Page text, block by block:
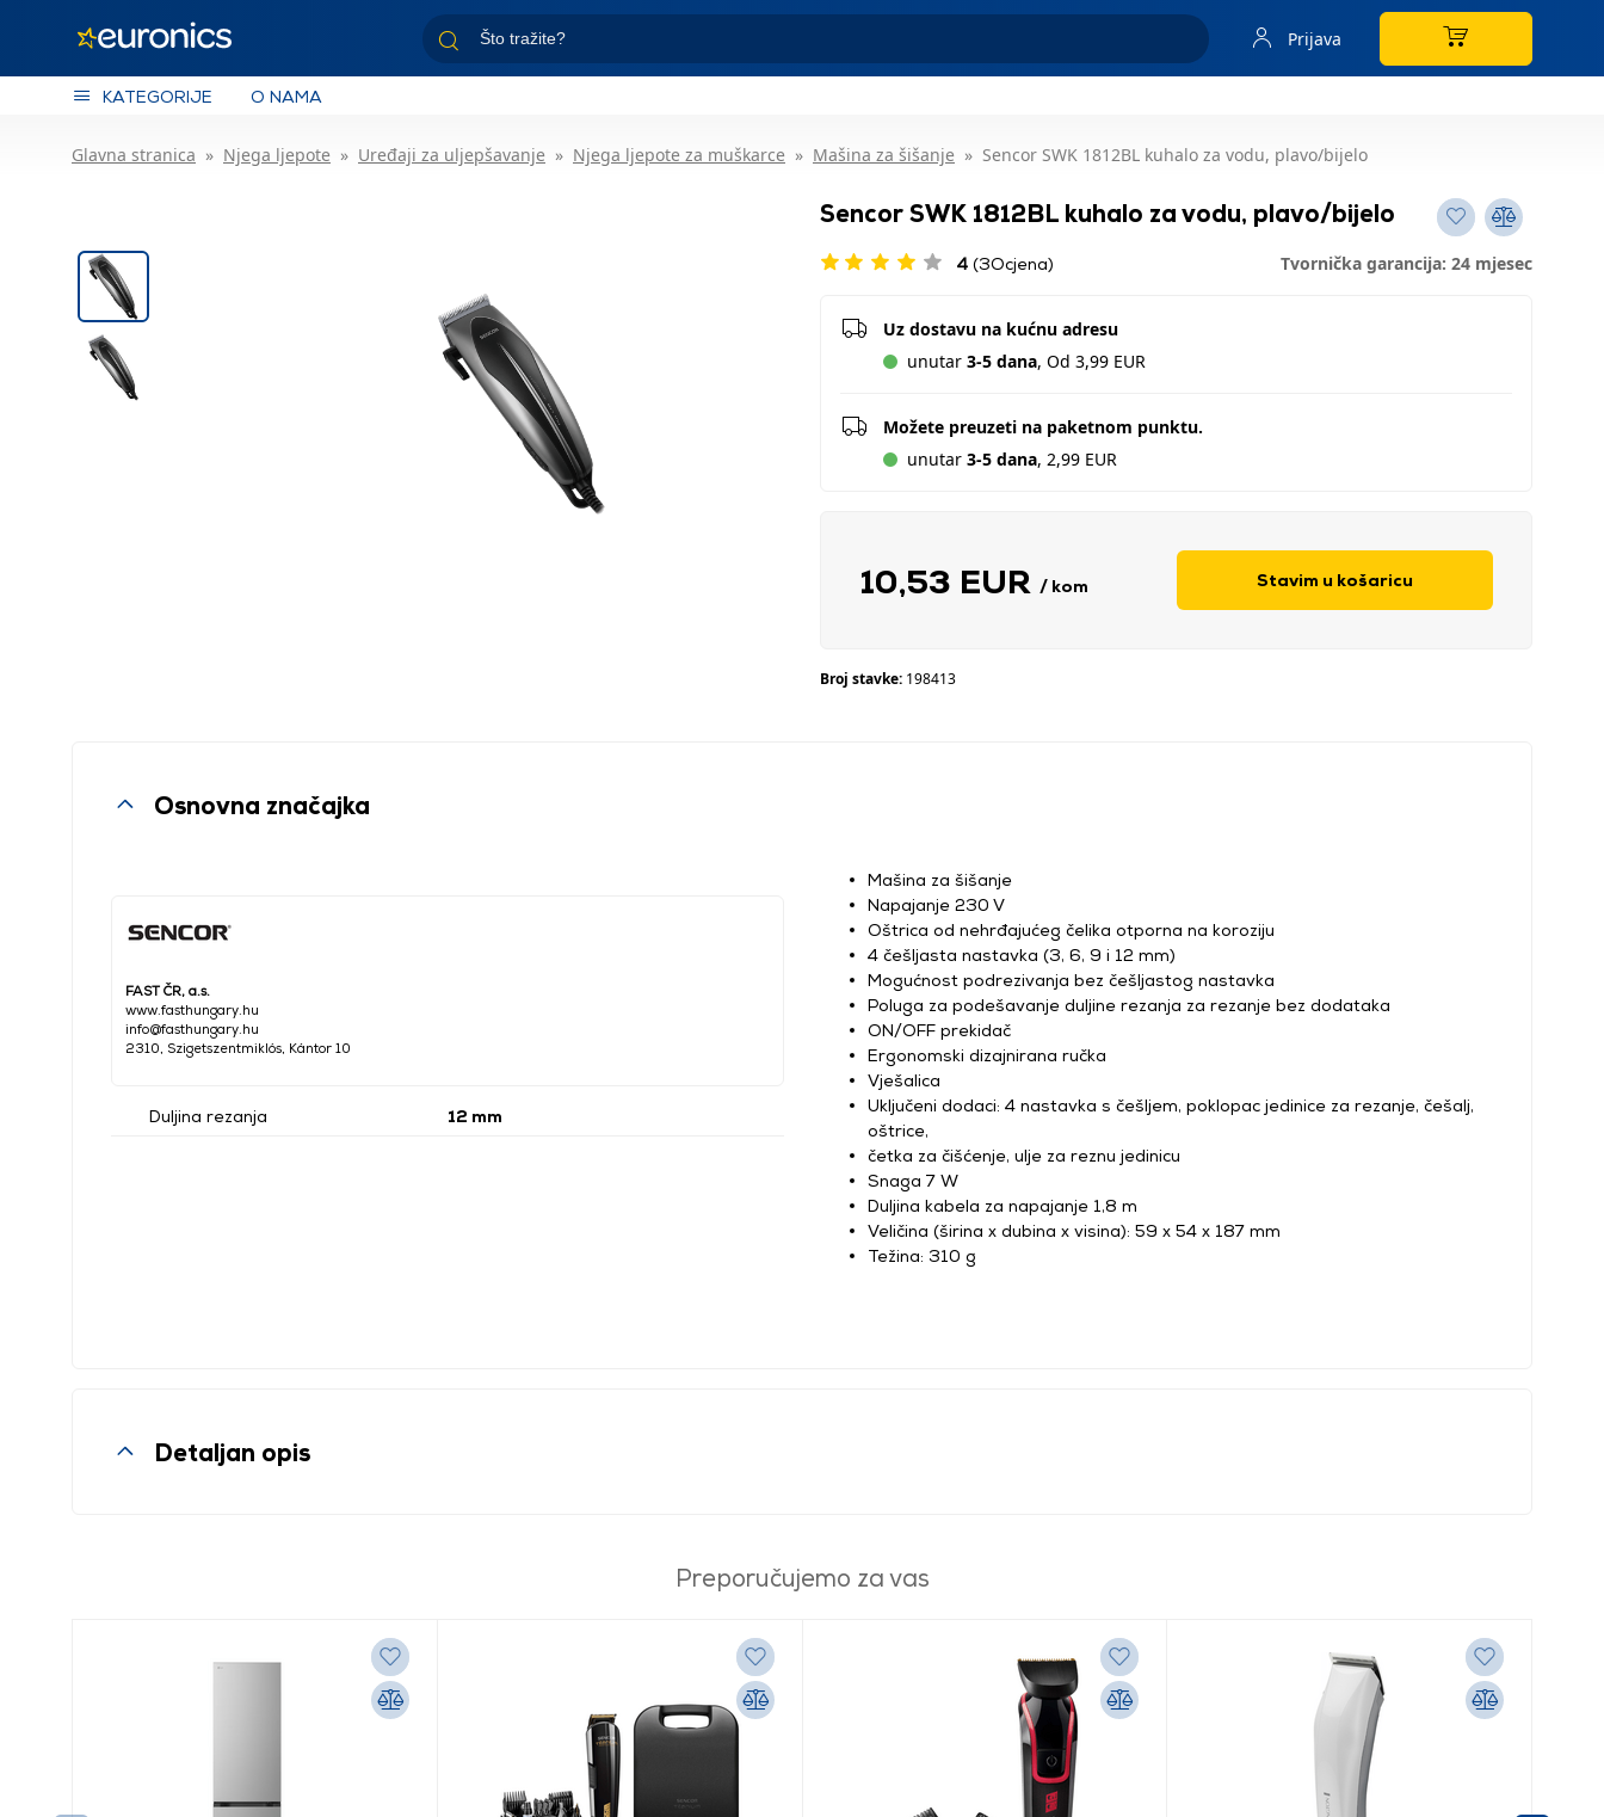
Prijava
KATEGORIJE O NAMA
Glavna stranica Njega ljepote Uređaji za uljepšavanje Njega ljepote za muškarce Mašina za šišanje Sencor SWK 1812BL kuhalo za vodu, plavo/bijelo
Sencor SWK 1812BL kuhalo za vodu, plavo/bijelo
4 (3Ocjena) Tvornička garancija: 24 mjesec
Uz dostavu na kućnu adresu
unutar 3-5 dana, Od 3,99 EUR
Možete preuzeti na paketnom punktu.
unutar 3-5 dana, 2,99 EUR
10,53 EUR / kom Stavim u košaricu
Broj stavke: 198413
Osnovna značajka
FAST ČR, a.s.
www.fasthungary.hu
info@fasthungary.hu
2310, Szigetszentmiklós, Kántor 10
Duljina rezanja 12 mm
Mašina za šišanje
Napajanje 230 V
Oštrica od nehrđajućeg čelika otporna na koroziju
4 češljasta nastavka (3, 6, 9 i 12 mm)
Mogućnost podrezivanja bez češljastog nastavka
Poluga za podešavanje duljine rezanja za rezanje bez dodataka
ON/OFF prekidač
Ergonomski dizajnirana ručka
Vješalica
Uključeni dodaci: 4 nastavka s češljem, poklopac jedinice za rezanje, češalj,
oštrice,
četka za čišćenje, ulje za reznu jedinicu
Snaga 7 W
Duljina kabela za napajanje 1,8 m
Veličina (širina x dubina x visina): 59 x 54 x 187 mm
Težina: 310 g
Detaljan opis
Preporučujemo za vas